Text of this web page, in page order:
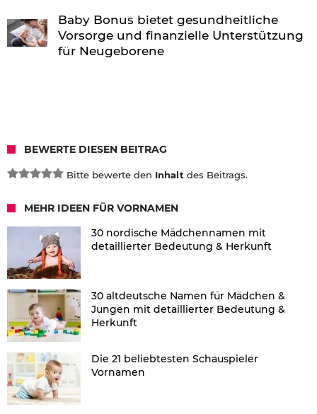
Baby Bonus bietet gesundheitliche
Vorsorge und finanzielle Unterstützung
für Neugeborene
BEWERTE DIESEN BEITRAG
Bitte bewerte den Inhalt des Beitrags.
MEHR IDEEN FÜR VORNAMEN
30 nordische Mädchennamen mit
detaillierter Bedeutung & Herkunft
30 altdeutsche Namen für Mädchen &
Jungen mit detaillierter Bedeutung &
Herkunft
Die 21 beliebtesten Schauspieler
Vornamen